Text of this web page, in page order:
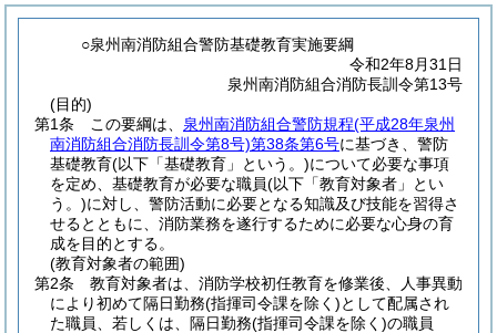
○泉州南消防組合警防基礎教育実施要綱
令和2年8月31日
泉州南消防組合消防長訓令第13号
(目的)
第1条
この要綱は、 泉州南消防組合警防規程(平成28年泉州
南消防組合消防長訓令第8号)第38条第6号に基づき、警防
基礎教育(以下「基礎教育」という。)について必要な事項
を定め、基礎教育が必要な職員(以下「教育対象者」とい
う。)に対し、警防活動に必要となる知識及び技能を習得さ
せるとともに、消防業務を遂行するために必要な心身の育
成を目的とする。
(教育対象者の範囲)
第2条
教育対象者は、消防学校初任教育を修業後、人事異動
により初めて隔日勤務(指揮司令課を除く)として配属され
た職員、若しくは、隔日勤務(指揮司令課を除く)の職員